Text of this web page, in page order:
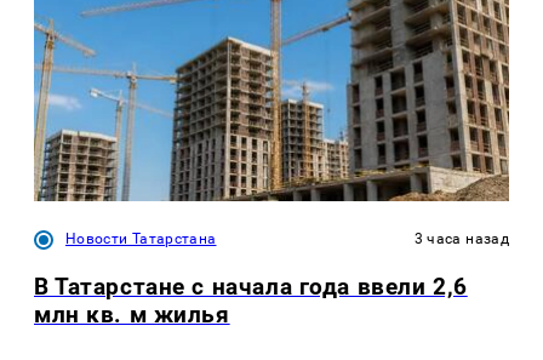
Новости Татарстана 3 часа назад
В Татарстане с начала года ввели 2,6
млн кв. м жилья